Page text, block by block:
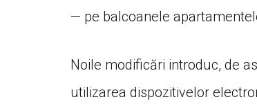
— pe balcoanele
Noile modificări introduc, de
utilizarea dispozitivelor